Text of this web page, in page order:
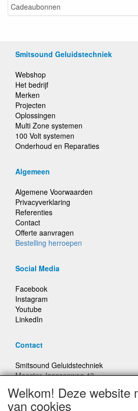
Cadeaubonnen
Smitsound Geluidstechniek
Webshop
Het bedrijf
Merken
Projecten
Oplossingen
Multi Zone systemen
100 Volt systemen
Onderhoud en Reparaties
Algemeen
Algemene Voorwaarden
Privacyverklaring
Referenties
Contact
Offerte aanvragen
Bestelling herroepen
Social Media
Facebook
Instagram
Youtube
LinkedIn
Contact
Smitsound Geluidstechniek
Meester Janssenweg 43
E-mail: info@smitsound.nl
Telefoon: +31-(0)6-22256322
Welkom! Deze website
van cookies